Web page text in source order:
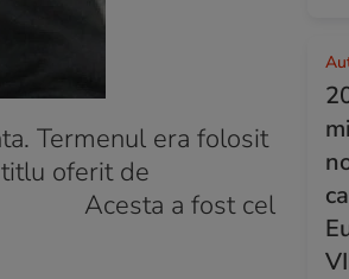
Termenul era folosit
oferit de
Acesta a fost cel